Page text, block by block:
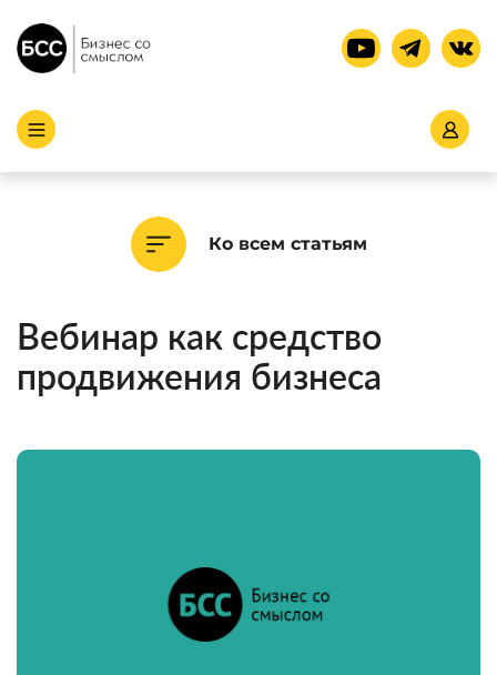
Ко всем статьям
Вебинар как средство
продвижения бизнеса